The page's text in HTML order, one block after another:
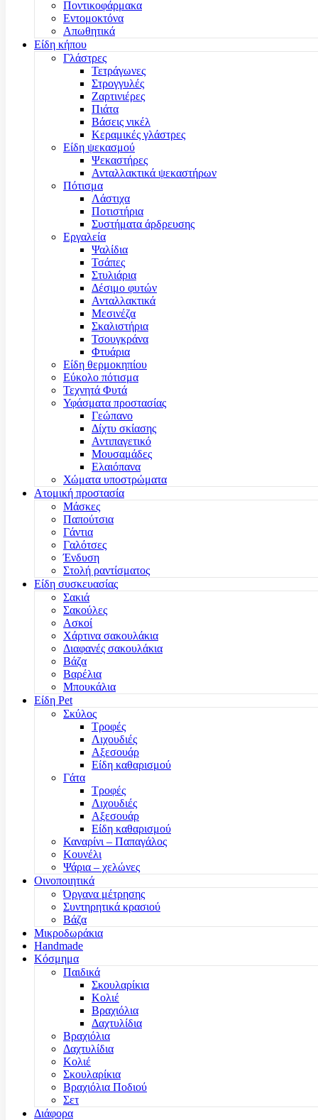
Ποντικοφάρμακα
Εντομοκτόνα
Απωθητικά
Είδη κήπου
Γλάστρες
Τετράγωνες
Στρογγυλές
Ζαρτινιέρες
Πιάτα
Βάσεις νικέλ
Κεραμικές γλάστρες
Είδη ψεκασμού
Ψεκαστήρες
Ανταλλακτικά ψεκαστήρων
Πότισμα
Λάστιχα
Ποτιστήρια
Συστήματα άρδρευσης
Εργαλεία
Ψαλίδια
Τσάπες
Στυλιάρια
Δέσιμο φυτών
Ανταλλακτικά
Μεσινέζα
Σκαλιστήρια
Τσουγκράνα
Φτυάρια
Είδη θερμοκηπίου
Εύκολο πότισμα
Τεχνητά Φυτά
Υφάσματα προστασίας
Γεώπανο
Δίχτυ σκίασης
Αντιπαγετικό
Μουσαμάδες
Ελαιόπανα
Χώματα υποστρώματα
Ατομική προστασία
Μάσκες
Παπούτσια
Γάντια
Γαλότσες
Ένδυση
Στολή ραντίσματος
Είδη συσκευασίας
Σακιά
Σακούλες
Ασκοί
Χάρτινα σακουλάκια
Διαφανές σακουλάκια
Βάζα
Βαρέλια
Μπουκάλια
Είδη Pet
Σκύλος
Τροφές
Λιχουδιές
Αξεσουάρ
Είδη καθαρισμού
Γάτα
Τροφές
Λιχουδιές
Αξεσουάρ
Είδη καθαρισμού
Καναρίνι – Παπαγάλος
Κουνέλι
Ψάρια – χελώνες
Οινοποιητικά
Όργανα μέτρησης
Συντηρητικά κρασιού
Βάζα
Μικροδωράκια
Handmade
Κόσμημα
Παιδικά
Σκουλαρίκια
Κολιέ
Βραχιόλια
Δαχτυλίδια
Βραχιόλια
Δαχτυλίδια
Κολιέ
Σκουλαρίκια
Βραχιόλια Ποδιού
Σετ
Διάφορα